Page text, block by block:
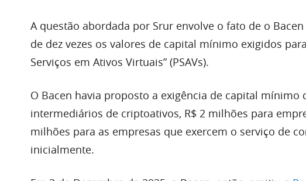
A questão abordada por Srur envolve o fato de o
de dez vezes os valores de capital mínimo exigidos
Serviços em Ativos Virtuais” (PSAVs).
O Bacen havia proposto a exigência de capital mínimo
intermediários de criptoativos, R$ 2 milhões para
milhões para as empresas que exercem o serviço de
inicialmente.